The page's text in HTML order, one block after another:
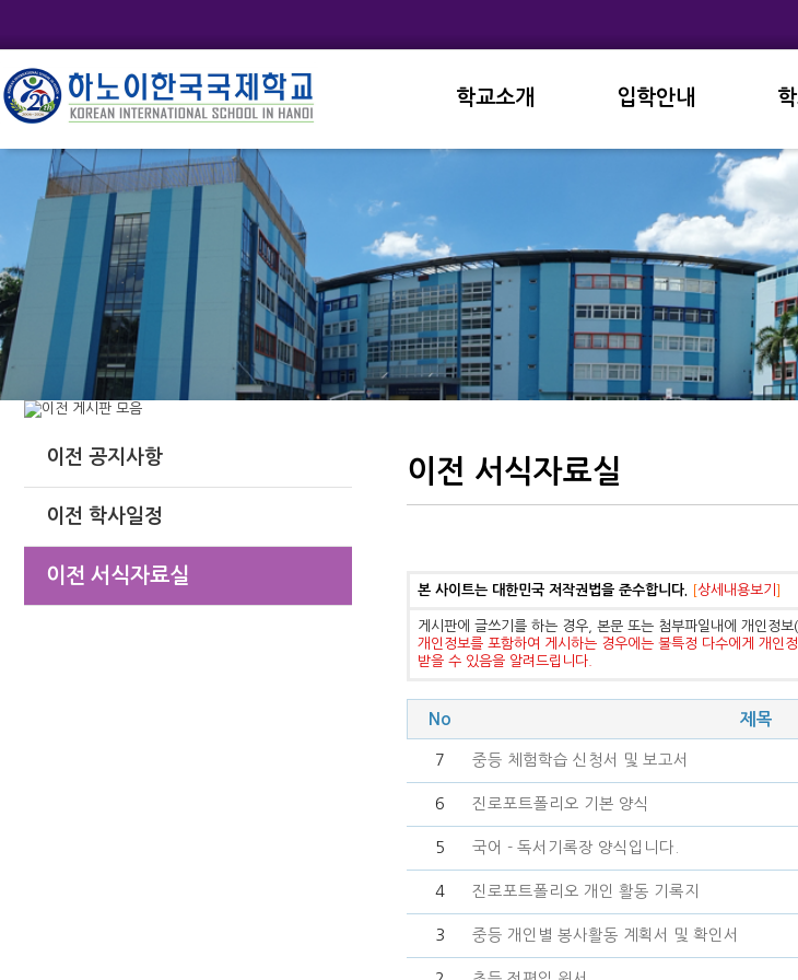
학교소개
학교연혁
학교교육목표
학교현황
입학안내
교
방
진
외
이전 공지사항
이전 학사일정
이전 서식자료실
이전 서식자료실
본 사이트는 대한민국 저작권법을 준수합니다. [상세내용보기 ]
게시판에 글쓰기를 하는 경우, 본문 또는 첨부파일내에 개인정
개인정보를 포함하여 게시하는 경우에는 불특정 다수에게 개인
받을 수 있음을 알려드립니다.
No 제목
7 중등 체험학습 신청서 및 보고서
6 진로포트폴리오 기본 양식
5 국어 - 독서기록장 양식입니다.
4 진로포트폴리오 개인 활동 기록지
3 중등 개인별 봉사활동 계획서 및 확인서